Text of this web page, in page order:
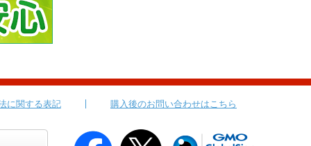
に関する表記 購入後のお問い合わせはこちら